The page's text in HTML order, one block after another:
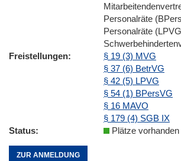
Personalräte
Personalräte
Freistellungen
§ 19 (3) MVG
§ 37 (6) BetrVG
§ 42 (5) LPVG
§ 54 (1) BPersVG
§ 16 MAVO
§ 179 (4) SGB IX
Status
Plätze vorhanden
ZUR ANMELDUNG